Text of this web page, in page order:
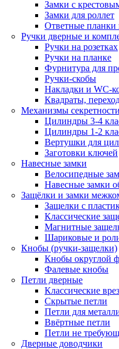
Замки с
Замки для роллет
Ответные планки
Ручки дверные и
Ручки на розетках
Ручки на планке
Фурнитура для
Ручки-скобы
Накладки и WC-
Квадраты,
Механизмы секретности
Цилиндры 3-4
Цилиндры 1-2
Вертушки для
Заготовки ключей
Навесные замки
Велосипедные
Навесные замки
Защёлки и замки
Защелки с
Классические
Магнитные
Шариковые и
Кнобы (ручки-защелки)
Кнобы округлой
Фалевые кнобы
Петли дверные
Классические
Скрытые петли
Петли для
Ввёртные петли
Петли не
Дверные доводчики